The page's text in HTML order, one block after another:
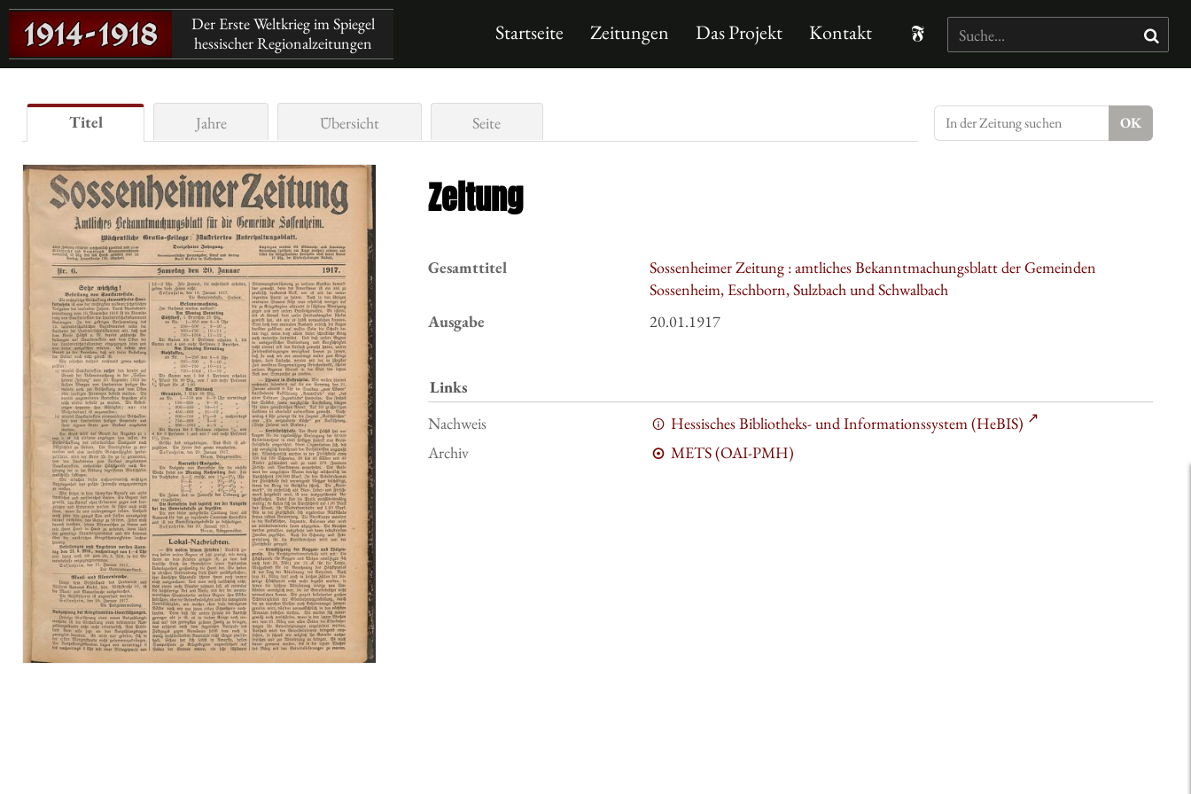
Der Erste Weltkrieg im Spiegel
hessischer Regionalzeitungen
Startseite Zeitungen Das Projekt Kontakt
Titel Jahre Übersicht Seite
Zeitung
Gesamttitel
Sossenheimer Zeitung : amtliches Bekanntmachungsblatt der Gemeinden
Sossenheim, Eschborn, Sulzbach und Schwalbach
Ausgabe
20.01.1917
Links
Nachweis
Hessisches Bibliotheks- und Informationssystem (HeBIS)
Archiv
METS (OAI-PMH)